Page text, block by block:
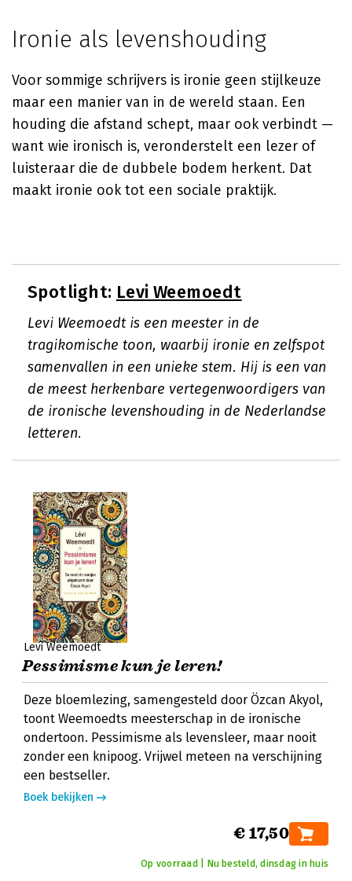
Ironie als levenshouding
Voor sommige schrijvers is ironie geen stijlkeuze
maar een manier van in de wereld staan. Een
houding die afstand schept, maar ook verbindt —
want wie ironisch is, veronderstelt een lezer of
luisteraar die de dubbele bodem herkent. Dat
maakt ironie ook tot een sociale praktijk.
Spotlight: Levi Weemoedt
Levi Weemoedt is een meester in de
tragikomische toon, waarbij ironie en zelfspot
samenvallen in een unieke stem. Hij is een van
de meest herkenbare vertegenwoordigers van
de ironische levenshouding in de Nederlandse
letteren.
Levi Weemoedt
Pessimisme kun je leren!
Deze bloemlezing, samengesteld door Özcan Akyol,
toont Weemoedts meesterschap in de ironische
ondertoon. Pessimisme als levensleer, maar nooit
zonder een knipoog. Vrijwel meteen na verschijning
een bestseller.
Boek bekijken
€ 17,50
Op voorraad | Nu besteld, dinsdag in huis